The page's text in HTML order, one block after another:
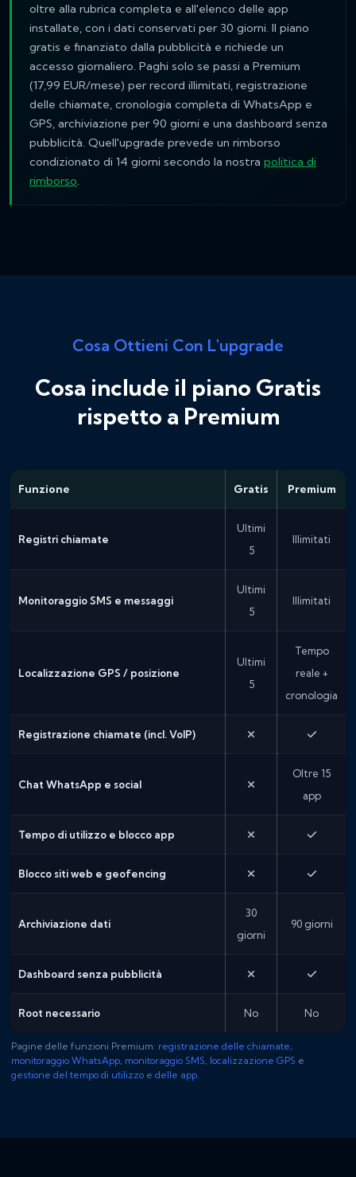
oltre alla rubrica completa e all'elenco delle app
installate, con i dati conservati per 30 giorni. Il piano
gratis e finanziato dalla pubblicità e richiede un
accesso giornaliero. Paghi solo se passi a Premium
(17,99 EUR/mese) per record illimitati, registrazione
delle chiamate, cronologia completa di WhatsApp e
GPS, archiviazione per 90 giorni e una dashboard senza
pubblicità. Quell'upgrade prevede un rimborso
condizionato di 14 giorni secondo la nostra politica di
rimborso.
Cosa Ottieni Con L'upgrade
Cosa include il piano Gratis
rispetto a Premium
Funzione Gratis Premium
Registri chiamate
Ultimi
5
Illimitati
Monitoraggio SMS e messaggi
Ultimi
5
Illimitati
Localizzazione GPS / posizione
Ultimi
5
Tempo
reale +
cronologia
Registrazione chiamate (incl. VoIP)
Chat WhatsApp e social
Oltre 15
app
Tempo di utilizzo e blocco app
Blocco siti web e geofencing
Archiviazione dati
30
giorni
90 giorni
Dashboard senza pubblicità
Root necessario No No
Pagine delle funzioni Premium: registrazione delle chiamate
monitoraggio WhatsApp monitoraggio SMS localizzazione GPS e
gestione del tempo di utilizzo e delle app